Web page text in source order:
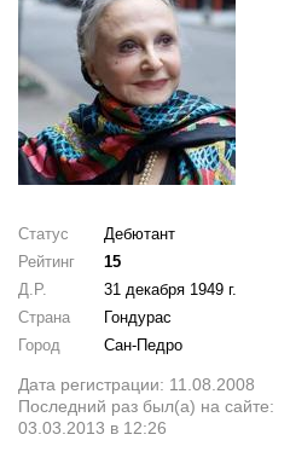
Статус
Дебютант
Рейтинг
15
Д.Р.
31 декабря 1949 г.
Страна
Гондурас
Город
Сан-Педро
Дата регистрации: 11.08.2008
Последний раз был(а) на сайте:
03.03.2013 в 12:26